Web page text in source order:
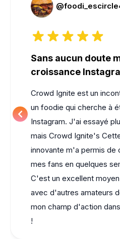
Sans aucun doute
croissance
Crowd Ignite est un
un foodie qui cherche à
Instagram. J'ai essayé
mais Crowd Ignite's
innovante m'a permis de
mes fans en quelques
C'est un excellent
avec d'autres amateurs
mon champ d'action
!